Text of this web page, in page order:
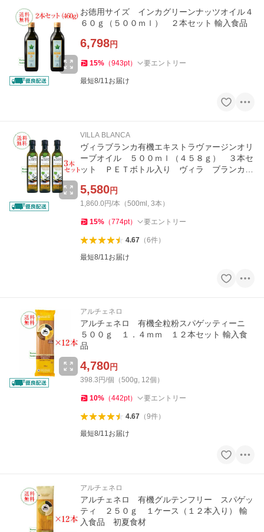
お徳用サイズ インカグリーンナッツオイル４
６０ｇ（５００ｍｌ） ２本セット 輸入食品
6,798円
15% （943pt） 要エントリー
最短8/11お届け
VILLA BLANCA
ヴィラブランカ有機エキストラヴァージンオリ
ーブオイル ５００ｍｌ（４５８ｇ） ３本セ
ット ＰＥＴボトル入り ヴィラ ブランカ
5,580円
1,860.0円/本（500ml, 3本）
15% （774pt） 要エントリー
4.67（6件）
最短8/11お届け
アルチェネロ
アルチェネロ 有機全粒粉スパゲッティーニ
５００ｇ １．４ｍｍ １２本セット 輸入食
品
4,780円
398.3円/個（500g, 12個）
10% （442pt） 要エントリー
4.67（9件）
最短8/11お届け
アルチェネロ
アルチェネロ 有機グルテンフリー スパゲッ
ティ ２５０ｇ １ケース（１２本入り） 輸
入食品 初夏食材